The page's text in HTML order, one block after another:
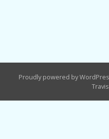
Proudly powered by